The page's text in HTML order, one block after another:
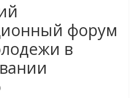
форум
в